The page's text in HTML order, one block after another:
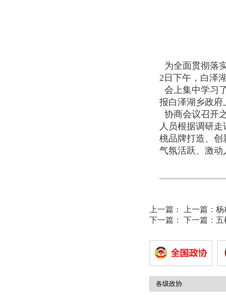
为全面贯彻落
2日下午，白泽
会上集中学习
报白泽湖乡政
协商会议召开
人员根据调研
桃品牌打造、
气氛活跃、激
上一篇： 上一篇： 杨
下一篇： 下一篇： 五